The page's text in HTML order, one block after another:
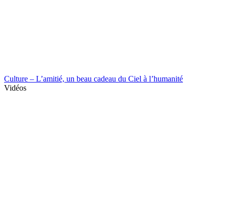
Culture – L’amitié, un beau cadeau du Ciel à l’humanité
Vidéos